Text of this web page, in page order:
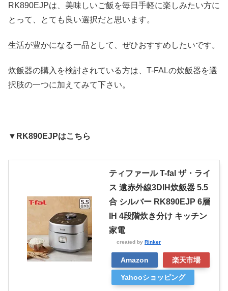
RK890EJPは、美味しいご飯を毎日手軽に楽しみたい方に
とって、とても良い選択だと思います。
生活が豊かになる一品として、ぜひおすすめしたいです。
炊飯器の購入を検討されている方は、T-FALの炊飯器を選
択肢の一つに加えてみて下さい。
▼RK890EJPはこちら
ティファール T-fal ザ・ライ
ス 遠赤外線3DIH炊飯器 5.5
合 シルバー RK890EJP 6層
IH 4段階炊き分け キッチン
家電
created by Rinker
Amazon 楽天市場
Yahooショッピング